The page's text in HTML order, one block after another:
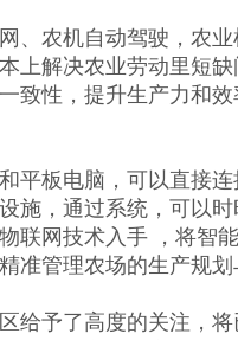
、农机自动驾驶，农
上解决农业劳动里短
致性，提升生产力和
平板电脑，可以直接
施，通过系统，可以
联网技术入手 ，将智
准管理农场的生产规划
给予了高度的关注，